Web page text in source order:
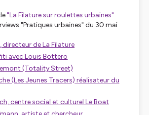
"La Filature sur roulettes urbaines"
"Pratiques urbaines" du 30 mai
directeur de La Filature
avec Louis Bottero
(Totality Street)
(Les Jeunes Tracers) réalisateur du
centre social et culturel Le Boat